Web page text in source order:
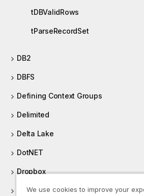
tDBValidRows
tParseRecordSet
DB2
DBFS
Defining Context Groups
Delimited
Delta Lake
DotNET
Dropbox
Dynamic Schema
We use cookies to improve your